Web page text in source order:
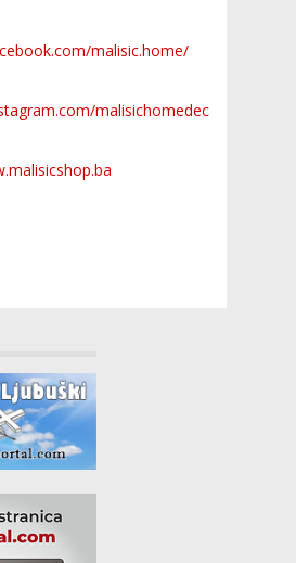
malisic.home/
malisichomedec